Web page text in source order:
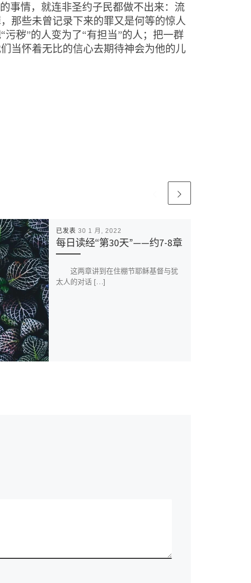
情，就连非圣约子民都做不出来：流
那些未曾记录下来的罪又是何等的惊人
秽”的人变为了“有担当”的人；把一群
当怀着无比的信心去期待神会为他的儿
已发表 30 1 月, 2022
每日读经“第30天”——约7-8章
这两章讲到在住棚节耶稣基督与犹
太人的对话 […]